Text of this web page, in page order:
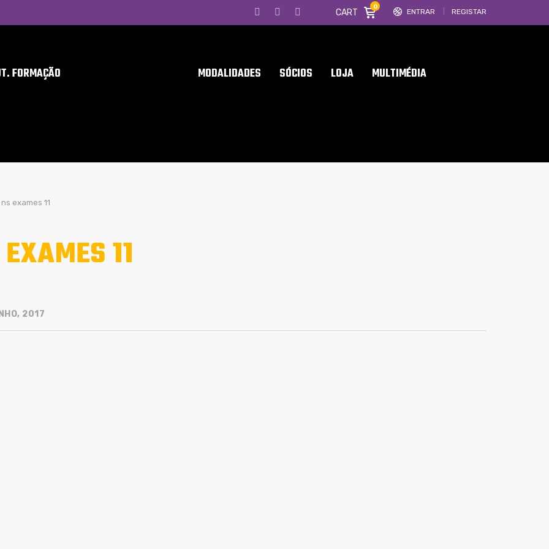
ENTRAR REGISTAR
CART
0
FORMAÇÃO MODALIDADES SÓCIOS LOJA MULTIMÉDIA
ns exames 11
11
2017